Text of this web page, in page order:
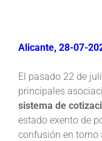
Alicante, 28-07-
El pasado 22 de
principales
sistema de
estado exento de
confusión en torno